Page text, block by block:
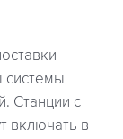
системы
Станции с
включать в